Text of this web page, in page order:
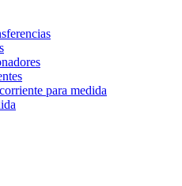
para medida